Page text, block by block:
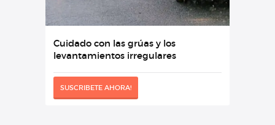
Cuidado con las grúas y los
levantamientos irregulares
SUSCRIBETE AHORA!